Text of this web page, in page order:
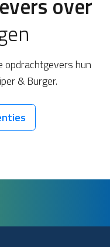
opdrachtgevers hun
& Burger.